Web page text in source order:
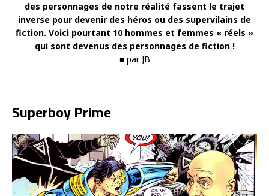
des personnages de notre réalité fassent le trajet
inverse pour devenir des héros ou des supervilains de
fiction. Voici pourtant 10 hommes et femmes « réels »
qui sont devenus des personnages de fiction !
■ par JB
Superboy Prime